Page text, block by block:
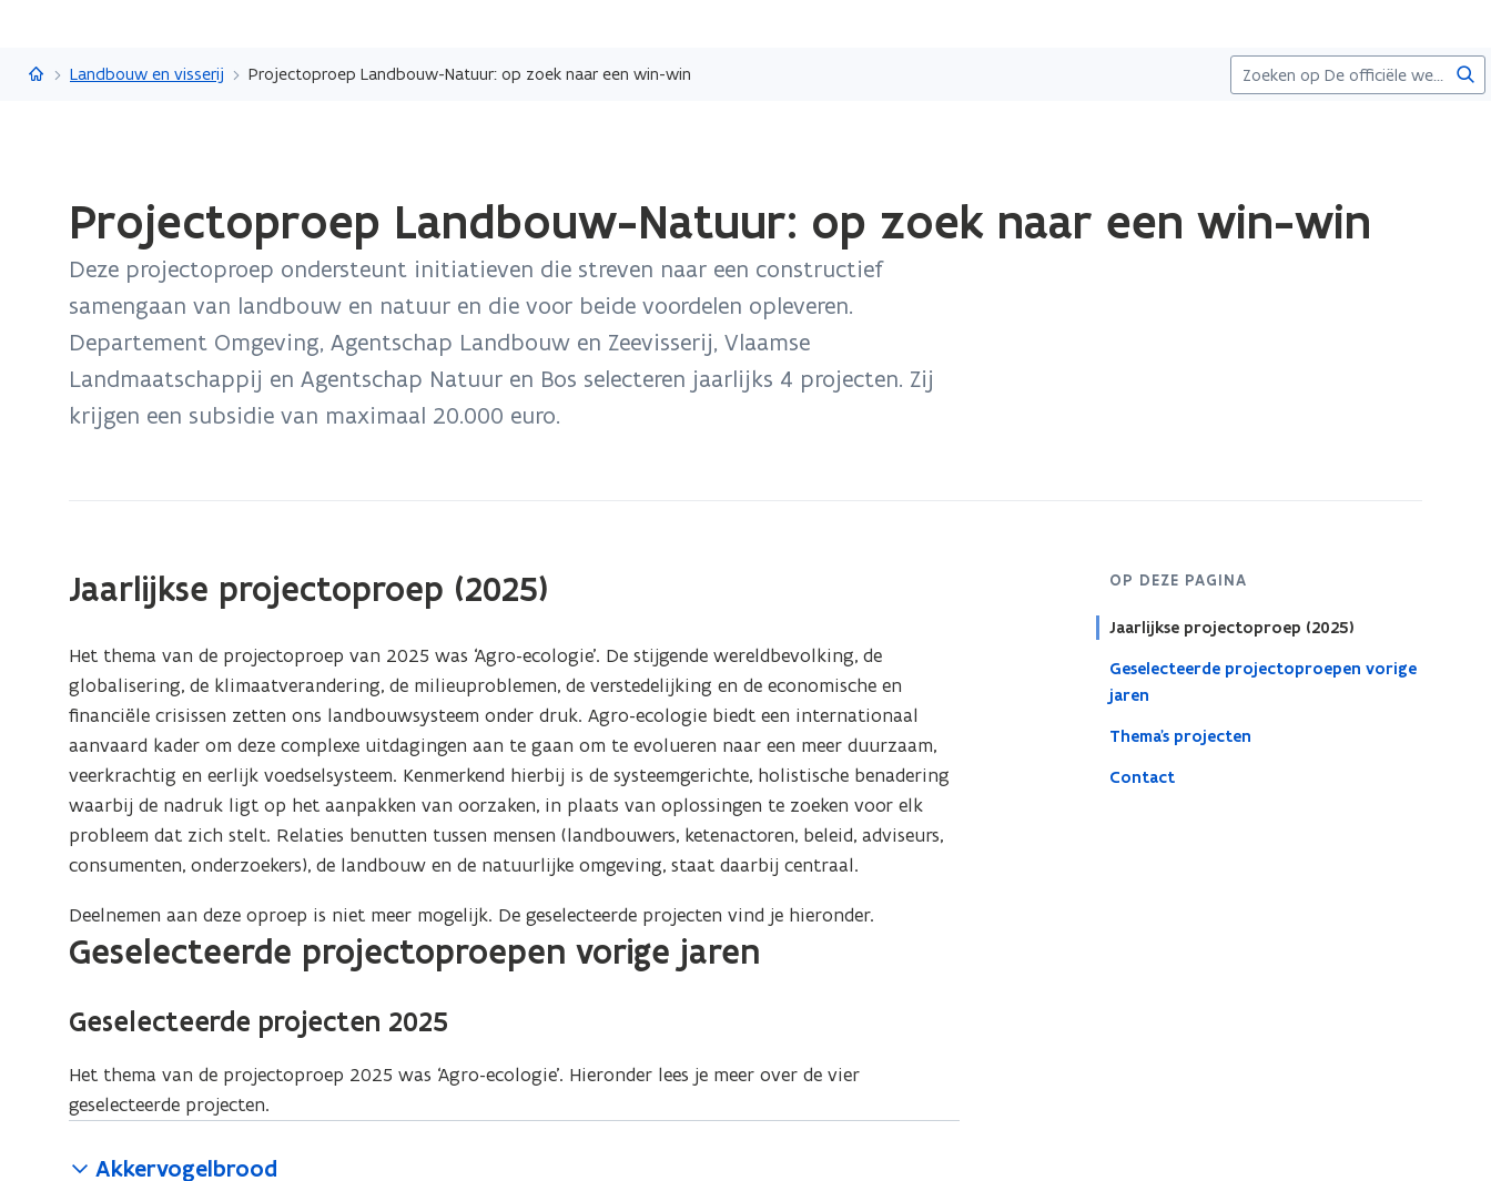
Vlaanderen.be
Landbouw en visserij Projectoproep Landbouw-Natuur: op zoek naar een win-win
laden.
bevindt
Projectoproep
Landbouw-
win-
Projectoproep Landbouw-Natuur: op zoek naar een win-win
Deze projectoproep ondersteunt initiatieven die streven naar een constructief
samengaan van landbouw en natuur en die voor beide voordelen opleveren.
Departement Omgeving, Agentschap Landbouw en Zeevisserij, Vlaamse
Landmaatschappij en Agentschap Natuur en Bos selecteren jaarlijks 4 projecten. Zij
krijgen een subsidie van maximaal 20.000 euro.
OP DEZE PAGINA
Jaarlijkse projectoproep (2025)
Geselecteerde projectoproepen vorige
jaren
Thema's projecten
Contact
Jaarlijkse projectoproep (2025)
Het thema van de projectoproep van 2025 was ‘Agro-ecologie’. De stijgende wereldbevolking, de
globalisering, de klimaatverandering, de milieuproblemen, de verstedelijking en de economische en
financiële crisissen zetten ons landbouwsysteem onder druk. Agro-ecologie biedt een internationaal
aanvaard kader om deze complexe uitdagingen aan te gaan om te evolueren naar een meer duurzaam,
veerkrachtig en eerlijk voedselsysteem. Kenmerkend hierbij is de systeemgerichte, holistische benadering
waarbij de nadruk ligt op het aanpakken van oorzaken, in plaats van oplossingen te zoeken voor elk
probleem dat zich stelt. Relaties benutten tussen mensen (landbouwers, ketenactoren, beleid, adviseurs,
consumenten, onderzoekers), de landbouw en de natuurlijke omgeving, staat daarbij centraal.
Deelnemen aan deze oproep is niet meer mogelijk. De geselecteerde projecten vind je hieronder.
Geselecteerde projectoproepen vorige jaren
Geselecteerde projecten 2025
Het thema van de projectoproep 2025 was ‘Agro-ecologie’. Hieronder lees je meer over de vier
geselecteerde projecten.
Akkervogelbrood